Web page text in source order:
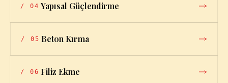
/ 04 Yapısal Güçlendirme
/ 05 Beton Kırma
/ 06 Filiz Ekme